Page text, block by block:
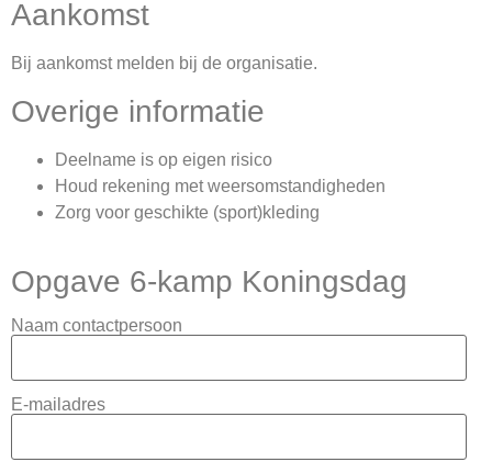
Aankomst
Bij aankomst melden bij de organisatie.
Overige informatie
Deelname is op eigen risico
Houd rekening met weersomstandigheden
Zorg voor geschikte (sport)kleding
Opgave 6-kamp Koningsdag
Naam contactpersoon
E-mailadres